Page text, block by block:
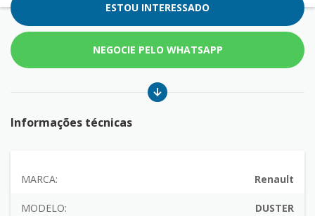
ESTOU INTERESSADO
NEGOCIE PELO WHATSAPP
Informações técnicas
MARCA: Renault
MODELO: DUSTER